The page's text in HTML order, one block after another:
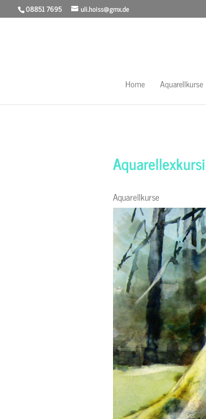
08851 7695 uli.hoiss@gmx.de
Home Aquarellkurse
Aquarellkurse